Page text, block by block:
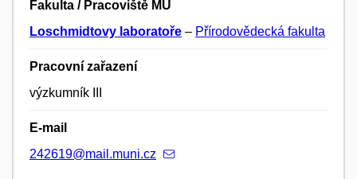
Fakulta / Pracoviště MU
Loschmidtovy laboratoře – Přírodovědecká fakulta
Pracovní zařazení
výzkumník III
E-mail
242619@mail.muni.cz